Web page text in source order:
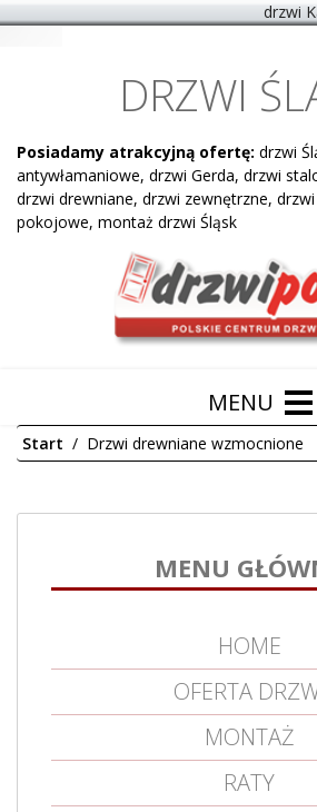
drzwi
DRZWI
Posiadamy atrakcyjną ofertę: drzwi
antywłamaniowe, drzwi Gerda, drzwi
drzwi drewniane, drzwi zewnętrzne,
pokojowe, montaż drzwi Śląsk
Start Drzwi drewniane wzmocnione
MENU
HOME
OFERTA
MONTAŻ
RATY